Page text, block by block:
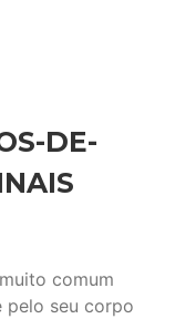
DE-
comum
pelo seu corpo